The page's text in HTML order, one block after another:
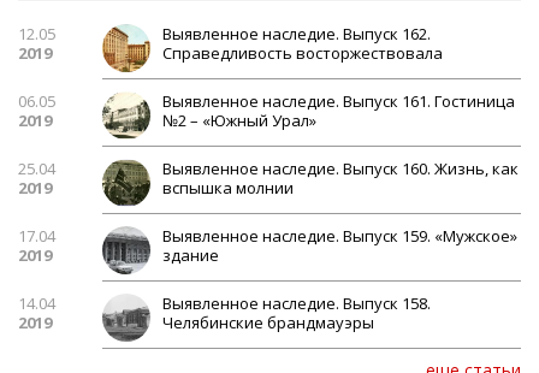
12.05
2019
Выявленное наследие. Выпуск 162.
Справедливость восторжествовала
06.05
2019
Выявленное наследие. Выпуск 161. Гостиница
№2 – «Южный Урал»
25.04
2019
Выявленное наследие. Выпуск 160. Жизнь, как
вспышка молнии
17.04
2019
Выявленное наследие. Выпуск 159. «Мужское»
здание
14.04
2019
Выявленное наследие. Выпуск 158.
Челябинские брандмауэры